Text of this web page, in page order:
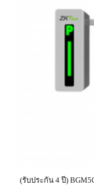
(รับประกัน 4 ปี)